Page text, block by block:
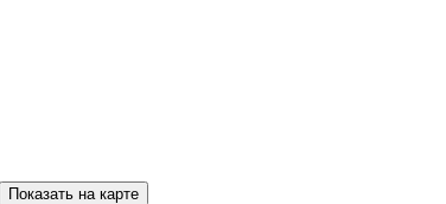
Показать на карте